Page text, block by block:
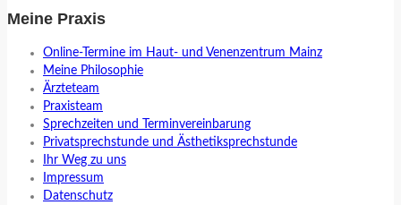
Meine Praxis
Online-Termine im Haut- und Venenzentrum Mainz
Meine Philosophie
Ärzteteam
Praxisteam
Sprechzeiten und Terminvereinbarung
Privatsprechstunde und Ästhetiksprechstunde
Ihr Weg zu uns
Impressum
Datenschutz